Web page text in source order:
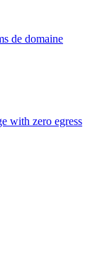
de domaine
with zero egress